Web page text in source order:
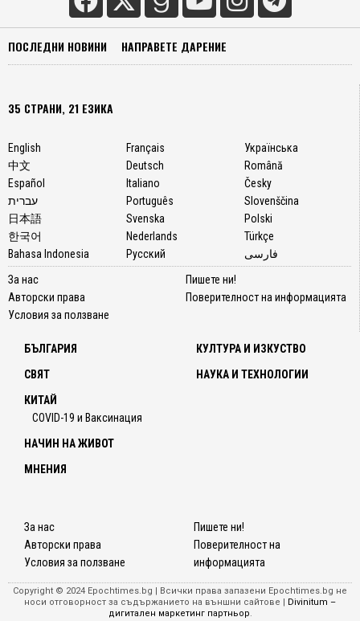
ПОСЛЕДНИ НОВИНИ НАПРАВЕТЕ ДАРЕНИЕ
35 СТРАНИ, 21 ЕЗИКА
English
中文
Español
עברית
日本語
한국어
Bahasa Indonesia
Français
Deutsch
Italiano
Português
Svenska
Nederlands
Русский
Українська
Română
Česky
Slovenščina
Polski
Türkçe
فارسی
За нас
Авторски права
Условия за ползване
Пишете ни!
Поверителност на информацията
БЪЛГАРИЯ
СВЯТ
КИТАЙ
COVID-19 и Ваксинация
КУЛТУРА И ИЗКУСТВО
НАУКА И ТЕХНОЛОГИИ
НАЧИН НА ЖИВОТ
МНЕНИЯ
За нас
Авторски права
Условия за ползване
Пишете ни!
Поверителност на
информацията
Copyright © 2024 Epochtimes.bg | Всички права запазени Epochtimes.bg не
носи отговорност за съдържанието на външни сайтове |
Divinitum –
дигитален маркетинг партньор.